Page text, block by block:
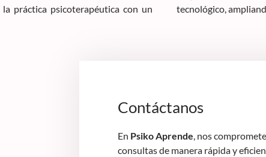
práctica psicoterapéutica con un
tecnológico,
Contáctanos
En Psiko Aprende, nos
consultas de manera rápida y